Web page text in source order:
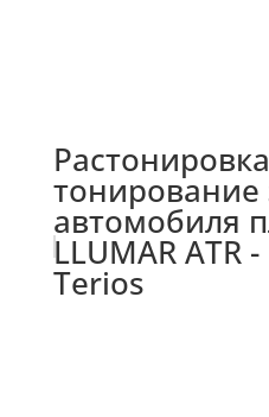
тонирование
автомобиля
LLUMAR ATR
Terios